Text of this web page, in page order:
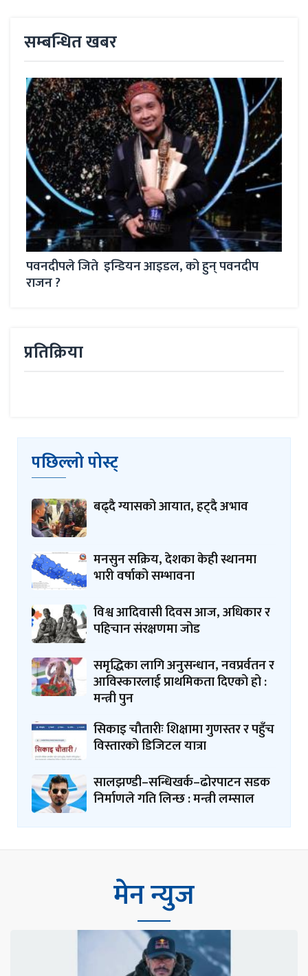
सम्बन्धित खबर
को हुन् पवनदीप किरण गजमेरले जिते ‘द भ्वाइस अफ नेपाल
प्रतिक्रिया
पछिल्लो पोस्ट्
बढ्दै ग्यासको आयात, हट्दै अभाव
मनसुन सक्रिय, देशका केही स्थानमा
भारी वर्षाको सम्भावना
विश्व आदिवासी दिवस आज, अधिकार र
पहिचान संरक्षणमा जोड
समृद्धिका लागि अनुसन्धान, नवप्रर्वतन र
आविस्कारलाई प्राथमिकता दिएको हो :
मन्त्री पुन
सिकाइ चौतारीः शिक्षामा गुणस्तर र पहुँच
विस्तारको डिजिटल यात्रा
सालझण्डी–सन्धिखर्क–ढोरपाटन सडक
निर्माणले गति लिन्छ : मन्त्री लम्साल
मेन न्युज